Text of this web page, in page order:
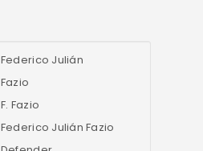
Federico Julián
Fazio
F. Fazio
Federico Julián Fazio